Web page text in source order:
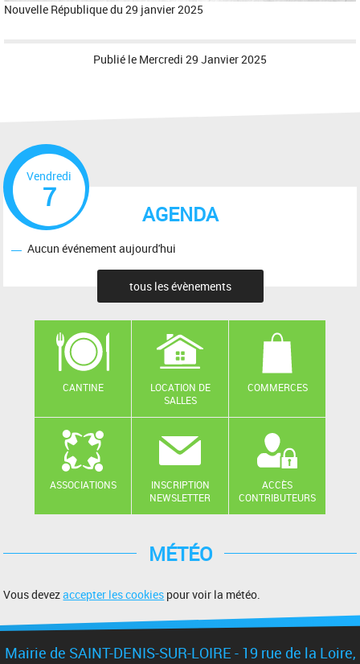
Nouvelle République du 29 janvier 2025
Publié le Mercredi 29 Janvier 2025
AGENDA
Vendredi
7
Aucun événement aujourd'hui
tous les évènements
CANTINE
LOCATION DE
SALLES
COMMERCES
ASSOCIATIONS
INSCRIPTION
NEWSLETTER
ACCÈS
CONTRIBUTEURS
MÉTÉO
Vous devezaccepter les cookies pour voir la météo.
Mairie de SAINT-DENIS-SUR-LOIRE - 19 rue de la Loire,